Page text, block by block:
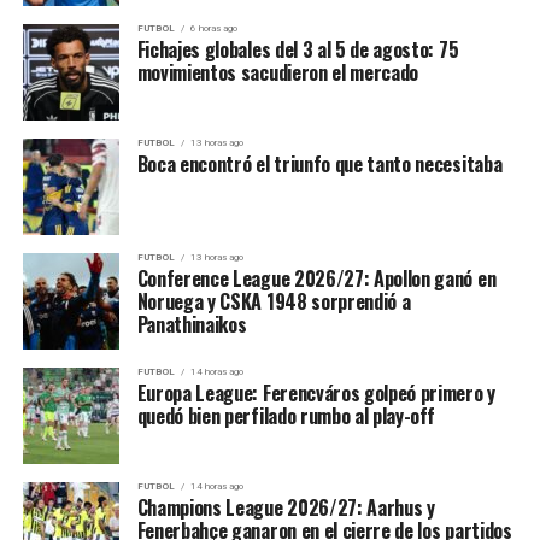
84 contra 55
.
La defensa y el rebote, dos
claves para el Mens Sana
Gimnasia ganó porque tuvo más respuestas en los
consistente en dos rubros importantes: defensa y
rebote.
El Verde capturó
Independiente, y además logró11 rebotes ofensivos
Esa segunda oportunidad fue importante en un partido
de marcador cambiante.
También fue clave la actividad defensiva. Gimnasia
terminó con
7 recuperos,2 tapasy forzó a
FUTBOL 6 horas ago
Fichajes globales del 3 al 5 de agosto: 75
movimientos sacudieron el mercado
FUTBOL 13 horas ago
Boca encontró el triunfo que tanto necesitaba
FUTBOL 13 horas ago
Conference League 2026/27: Apollon ganó en
Noruega y CSKA 1948 sorprendió a
Panathinaikos
FUTBOL 14 horas ago
Europa League: Ferencváros golpeó primero y
quedó bien perfilado rumbo al play-off
FUTBOL 14 horas ago
Champions League 2026/27: Aarhus y
Fenerbahçe ganaron en el cierre de los partidos